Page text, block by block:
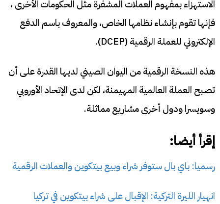
الاستهزاء بمفهوم العملات المشفرة مثل الحكومات الأخرى ،
فإنها تقوم بإنشاء نظامها الخاص، والمعروف باسم الدفع
الإلكتروني للعملة الرقمية (DCEP).
هذه النسخة الرقمية من اليوان الصيني لديها القدرة على أن
تصبح العملة العالمية المهيمنة، لكن لدى الإتحاد الأوروبي
وسويسرا ودول أخرى مشاريع مماثلة.
إقرأ أيضا:
رسميا: باي بال ستوفر شراء وبيع بيتكوين والعملات الرقمية
انهيار الليرة التركية: الإقبال على شراء بيتكوين في تركيا